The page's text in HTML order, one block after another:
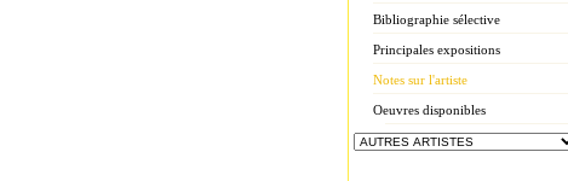
Bibliographie sélective
Principales expositions
Notes sur l'artiste
Oeuvres disponibles